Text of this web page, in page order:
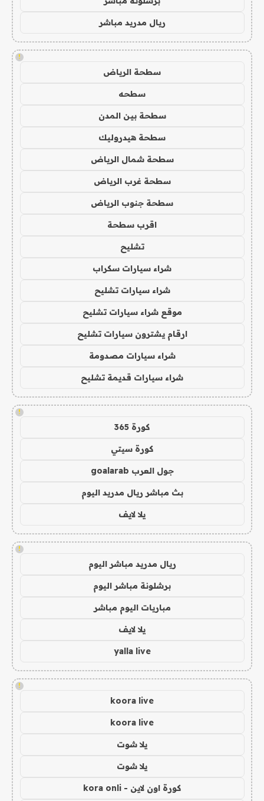
ريال مدريد مباشر
!
سطحة الرياض
سطحه
سطحة بين المدن
سطحة هيدروليك
سطحة شمال الرياض
سطحة غرب الرياض
سطحة جنوب الرياض
اقرب سطحة
تشليح
شراء سيارات سكراب
شراء سيارات تشليح
موقع شراء سيارات تشليح
ارقام يشترون سيارات تشليح
شراء سيارات مصدومة
شراء سيارات قديمة تشليح
!
كورة 365
كورة سيتي
جول العرب goalarab
بث مباشر ريال مدريد اليوم
يلا لايف
!
ريال مدريد مباشر اليوم
برشلونة مباشر اليوم
مباريات اليوم مباشر
يلا لايف
yalla live
!
koora live
koora live
يلا شوت
يلا شوت
كورة اون لاين - kora onli